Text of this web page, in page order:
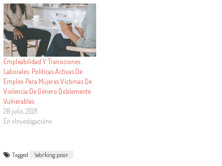
Empleabilidad Y Transiciones
Laborales: Políticas Activas De
Empleo Para Mujeres Víctimas De
Violencia De Género Doblemente
Vulnerables
28 julio, 2021
En «Investigación»
Tagged Working poor